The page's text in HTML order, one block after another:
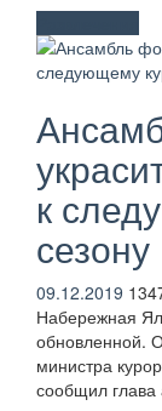
к
сезону
09.12.2019
Набережная
обновленной.
министра
сообщил глава